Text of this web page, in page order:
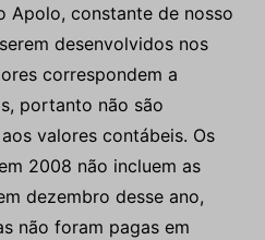
Apolo, constante de nosso
desenvolvidos nos
correspondem a
portanto não são
valores contábeis. Os
2008 não incluem as
dezembro desse ano,
não foram pagas em